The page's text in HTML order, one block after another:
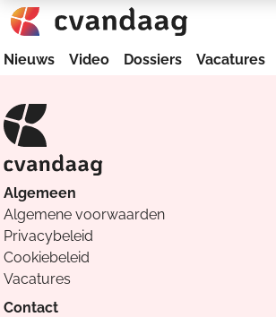
Nieuws Video Dossiers Vacatures
Algemeen
Algemene voorwaarden
Privacybeleid
Cookiebeleid
Vacatures
Contact